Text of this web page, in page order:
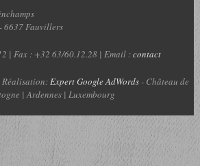
6637Fauvillers
| Fax : +32 63/60.12.28 | Email :contact
Expert Google AdWords- Château de
| Ardennes | Luxembourg